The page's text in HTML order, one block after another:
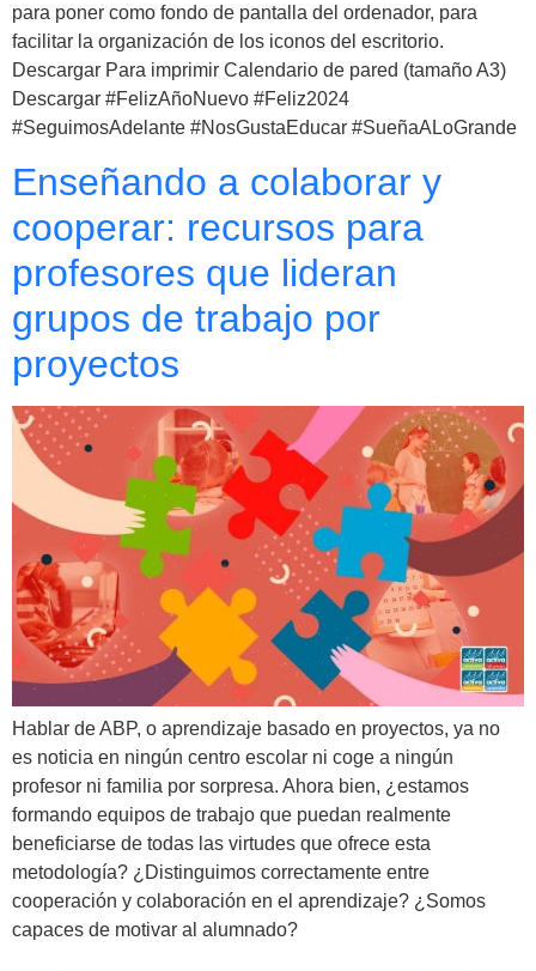
para poner como fondo de pantalla del ordenador, para
facilitar la organización de los iconos del escritorio.
Descargar Para imprimir Calendario de pared (tamaño A3)
Descargar #FelizAñoNuevo #Feliz2024
#SeguimosAdelante #NosGustaEducar #SueñaALoGrande
Enseñando a colaborar y
cooperar: recursos para
profesores que lideran
grupos de trabajo por
proyectos
Hablar de ABP, o aprendizaje basado en proyectos, ya no
es noticia en ningún centro escolar ni coge a ningún
profesor ni familia por sorpresa. Ahora bien, ¿estamos
formando equipos de trabajo que puedan realmente
beneficiarse de todas las virtudes que ofrece esta
metodología? ¿Distinguimos correctamente entre
cooperación y colaboración en el aprendizaje? ¿Somos
capaces de motivar al alumnado?